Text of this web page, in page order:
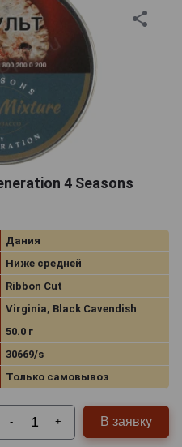
4 Seasons
Дания
Ниже средней
Ribbon Cut
Virginia, Black Cavendish
50.0 г
30669/s
Только самовывоз
- + В заявку